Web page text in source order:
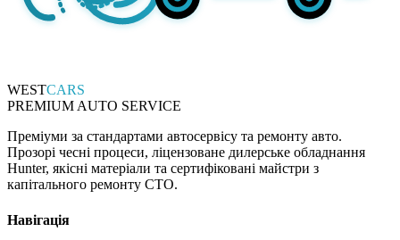
WESTCARS
PREMIUM AUTO SERVICE
Преміуми за стандартами автосервісу та ремонту авто.
Прозорі чесні процеси, ліцензоване дилерське обладнання
Hunter, якісні матеріали та сертифіковані майстри з
капітального ремонту СТО.
Навігація